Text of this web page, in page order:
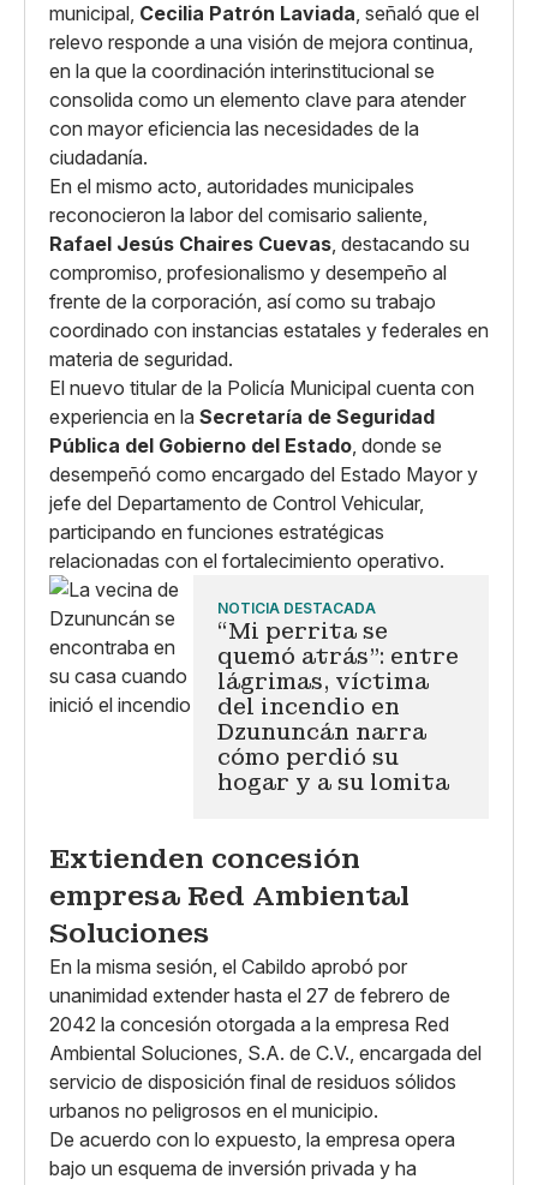
municipal, Cecilia Patrón Laviada, señaló que el
relevo responde a una visión de mejora continua,
en la que la coordinación interinstitucional se
consolida como un elemento clave para atender
con mayor eficiencia las necesidades de la
ciudadanía.
En el mismo acto, autoridades municipales
reconocieron la labor del comisario saliente,
Rafael Jesús Chaires Cuevas, destacando su
compromiso, profesionalismo y desempeño al
frente de la corporación, así como su trabajo
coordinado con instancias estatales y federales en
materia de seguridad.
El nuevo titular de la Policía Municipal cuenta con
experiencia en la Secretaría de Seguridad
Pública del Gobierno del Estado, donde se
desempeñó como encargado del Estado Mayor y
jefe del Departamento de Control Vehicular,
participando en funciones estratégicas
relacionadas con el fortalecimiento operativo.
NOTICIA DESTACADA
“Mi perrita se
quemó atrás": entre
lágrimas, víctima
del incendio en
Dzununcán narra
cómo perdió su
hogar y a su lomita
Extienden concesión
empresa Red Ambiental
Soluciones
En la misma sesión, el Cabildo aprobó por
unanimidad extender hasta el 27 de febrero de
2042 la concesión otorgada a la empresa Red
Ambiental Soluciones, S.A. de C.V., encargada del
servicio de disposición final de residuos sólidos
urbanos no peligrosos en el municipio.
De acuerdo con lo expuesto, la empresa opera
bajo un esquema de inversión privada y ha